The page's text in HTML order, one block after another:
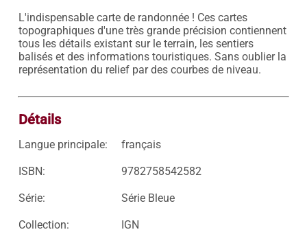
L'indispensable carte de randonnée ! Ces cartes
topographiques d'une très grande précision contiennent
tous les détails existant sur le terrain, les sentiers
balisés et des informations touristiques. Sans oublier la
représentation du relief par des courbes de niveau.
Détails
Langue principale: français
ISBN: 9782758542582
Série: Série Bleue
Collection: IGN